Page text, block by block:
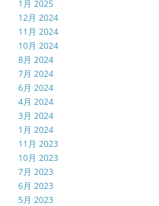
1月 2025
12月 2024
11月 2024
10月 2024
8月 2024
7月 2024
6月 2024
4月 2024
3月 2024
1月 2024
11月 2023
10月 2023
7月 2023
6月 2023
5月 2023